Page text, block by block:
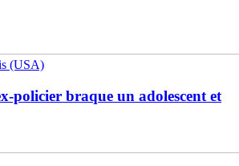
(USA)
policier braque un adolescent et